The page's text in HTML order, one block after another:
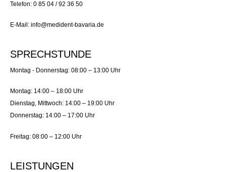
Telefon: 0 85 04 / 92 36 50
E-Mail: info@medident-bavaria.de
SPRECHSTUNDE
Montag - Donnerstag: 08:00 – 13:00 Uhr
Montag: 14:00 – 18:00 Uhr
Dienstag, Mittwoch: 14:00 – 19:00 Uhr
Donnerstag: 14:00 – 17:00 Uhr
Freitag: 08:00 – 12:00 Uhr
LEISTUNGEN